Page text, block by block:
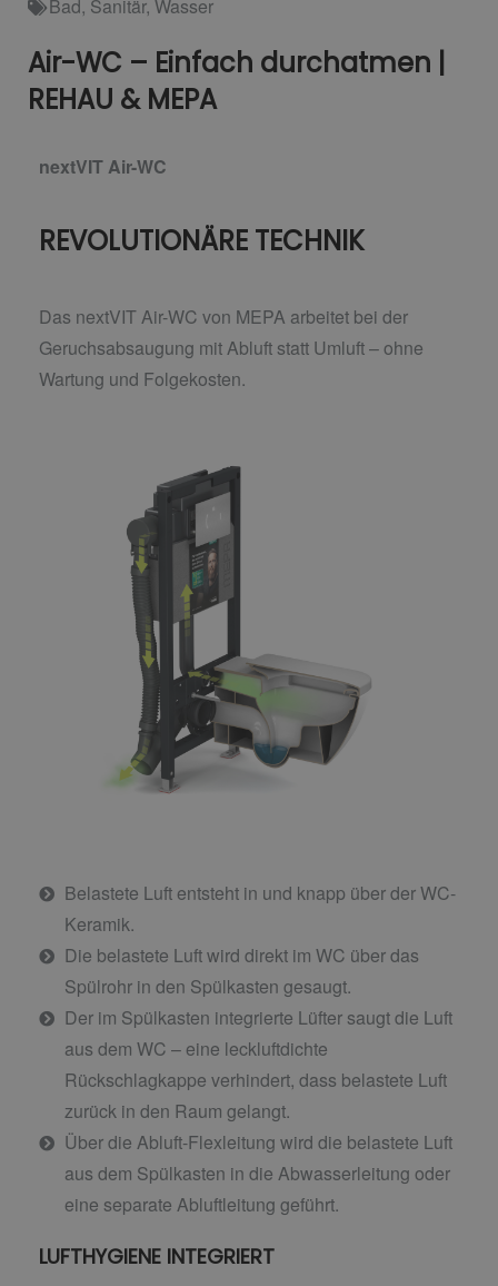
Bad, Sanitär, Wasser
Air-WC – Einfach durchatmen |
REHAU & MEPA
nextVIT Air-WC
REVOLUTIONÄRE TECHNIK
Das nextVIT Air-WC von MEPA arbeitet bei der
Geruchsabsaugung mit Abluft statt Umluft –ohne
Wartung und Folgekosten.
Belastete Luft entsteht in und knapp über der WC-
Keramik.
Die belastete Luft wird direkt im WC über das
Spülrohr in den Spülkasten gesaugt.
Der im Spülkasten integrierte Lüfter saugt die Luft
aus dem WC – eine leckluftdichte
Rückschlagkappe verhindert, dass belastete Luft
zurück in den Raum gelangt.
Über die Abluft-Flexleitung wird die belastete Luft
aus dem Spülkasten in die Abwasserleitung oder
eine separate Abluftleitung geführt.
LUFTHYGIENE INTEGRIERT